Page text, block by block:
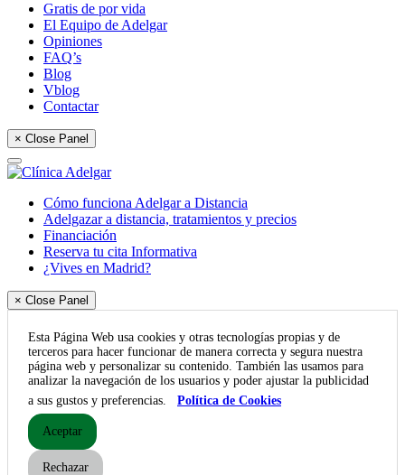
Gratis de por vida
El Equipo de Adelgar
Opiniones
FAQ’s
Blog
Vblog
Contactar
× Close Panel
Cómo funciona Adelgar a Distancia
Adelgazar a distancia, tratamientos y precios
Financiación
Reserva tu cita Informativa
¿Vives en Madrid?
× Close Panel
Esta Página Web usa cookies y otras tecnologías propias y de
terceros para hacer funcionar de manera correcta y segura nuestra
página web y personalizar su contenido. También las usamos para
analizar la navegación de los usuarios y poder ajustar la publicidad
a sus gustos y preferencias.
Política de Cookies
Aceptar
Rechazar